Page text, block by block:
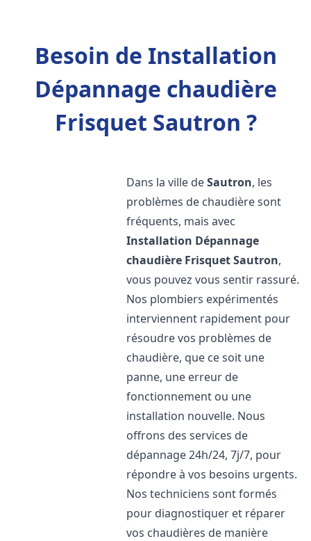
Besoin de Installation
Dépannage chaudière
Frisquet Sautron ?
Dans la ville deSautron, les
problèmes de chaudière sont
fréquents, mais avec
Installation Dépannage
chaudière FrisquetSautron,
vous pouvez vous sentir rassuré.
Nos plombiers expérimentés
interviennent rapidement pour
résoudre vos problèmes de
chaudière, que ce soit une
panne, une erreur de
fonctionnement ou une
installation nouvelle. Nous
offrons des services de
dépannage 24h/24, 7j/7, pour
répondre à vos besoins urgents.
Nos techniciens sont formés
pour diagnostiquer et réparer
vos chaudières de manière